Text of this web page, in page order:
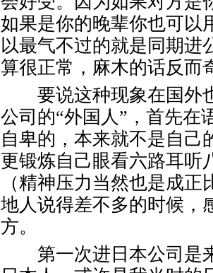
如果是你的晚辈你也可以
以最气不过的就是同期进
算很正常，麻木的话反而
要说这种现象在国外
公司的“外国人”，首先在
自卑的，本来就不是自己
更锻炼自己眼看六路耳听
（精神压力当然也是成
地人说得差不多的时候，
方。
第一次进日本公司是